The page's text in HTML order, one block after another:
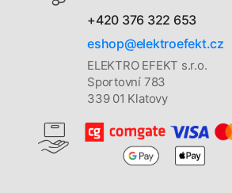
+420 376 322 653
eshop@elektroefekt.cz
ELEKTRO EFEKT s.r.o.
Sportovní 783
339 01 Klatovy